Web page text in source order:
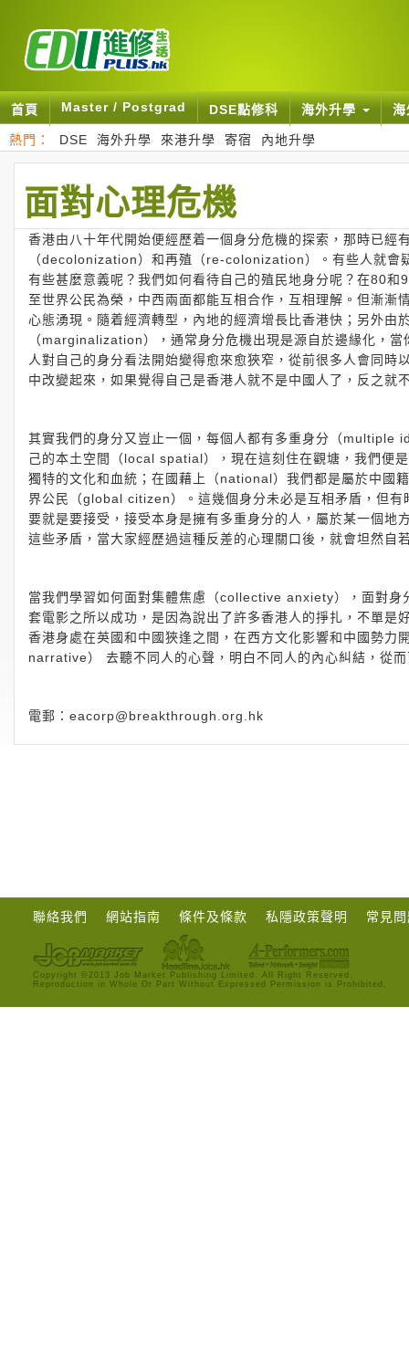
首頁 Master / Postgrad DSE點修科 海外升學
熱門： DSE 海外升學 來港升學 寄宿 內地升學
面對心理危機
香港由八十年代開始便經歷着一個身分危機的探索，那時已
（decolonization）和再殖（re-colonization）。有些人就會
有些甚麼意義呢？我們如何看待自己的殖民地身分呢？在80
至世界公民為榮，中西兩面都能互相合作，互相理解。但漸
心態湧現。隨着經濟轉型，內地的經濟增長比香港快；另外
（marginalization），通常身分危機出現是源自於邊緣化，
人對自己的身分看法開始變得愈來愈狹窄，從前很多人會同
中改變起來，如果覺得自己是香港人就不是中國人了，反之就
其實我們的身分又豈止一個，每個人都有多重身分（
己的本土空間（local spatial），現在這刻住在觀塘，我們便
獨特的文化和血統；在國藉上（national）我們都是屬於中國
界公民（global citizen）。這幾個身分未必是互相矛盾，但
要就是要接受，接受本身是擁有多重身分的人，屬於某一個
這些矛盾，當大家經歷過這種反差的心理關口後，就會坦然自
當我們學習如何面對集體焦慮（collective anxiety），面對
套電影之所以成功，是因為說出了許多香港人的掙扎，不單
香港身處在英國和中國狹逢之間，在西方文化影響和中國勢
narrative） 去聽不同人的心聲，明白不同人的內心糾結，從
電郵： eacorp@breakthrough.org.hk
聯絡我們 網站指南 條件及條款 私隱政策聲明 常見
Copyright ©2013 Job Market Publishing Limited. All Right Reserved.
Reproduction in Whole Or Part Without Expressed Permission is Prohibited.